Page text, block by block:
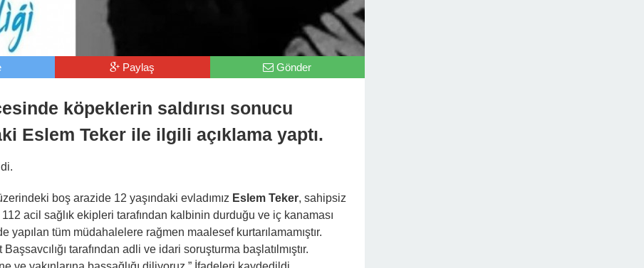
Paylaş Gönder
köpeklerin saldırısı sonucu
Eslem Teker ile ilgili açıklama yaptı.
boş arazide 12 yaşındaki evladımız Eslem Teker, sahipsiz
acil sağlık ekipleri tarafından kalbinin durduğu ve iç kanaması
tüm müdahalelere rağmen maalesef kurtarılamamıştır.
tarafından adli ve idari soruşturma başlatılmıştır.